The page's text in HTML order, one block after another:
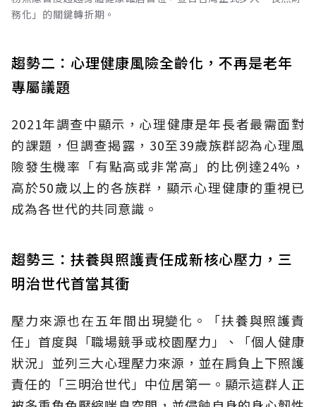
務化」的關鍵轉折期。
趨勢二：心理健康風險全齡化，不再是老年
專屬議題
2021年調查中顯示，心理健康是年長者最需面對
的課題，但調查揭露，30至39歲族群認為心理風
險發生機率「有點高或非常高」的比例達24%，
高於50歲以上的各族群，顯示心理健康的重視已
成為各世代的共同意識。
趨勢三：扶養與照護責任成新核心壓力，三
明治世代首當其衝
壓力來源也在五年間出現變化。「扶養與照護責
任」首度與「職場競爭或校園壓力」、「個人健康
狀況」並列三大心理壓力來源，並在肩負上下照護
責任的「三明治世代」中位居第一。顯示這群人正